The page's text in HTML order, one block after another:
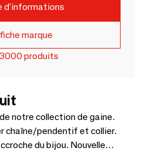
d'informations
marque
produits
notre collection de gaine.
chaîne/pendentif et collier.
du bijou. Nouvelle